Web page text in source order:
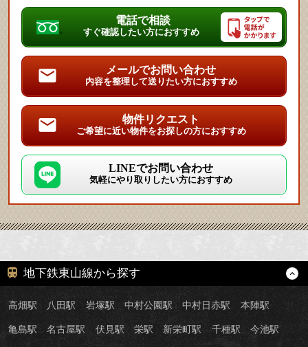
電話で相談
すぐ確認したい方におすすめ
メールでお問い合わせ
内容を整理して送りたい方におすすめ
物件リクエスト
ご希望に近い物件をお探しの方におすすめ
LINEでお問い合わせ
気軽にやり取りしたい方におすすめ
地下鉄東山線から探す
高畑駅 八田駅 岩塚駅 中村公園駅 中村日赤駅 本陣駅
亀島駅 名古屋駅 伏見駅 栄駅 新栄町駅 千種駅 今池駅